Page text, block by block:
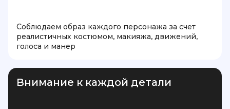
Соблюдаем образ каждого персонажа за счет
реалистичных костюмом, макияжа, движений,
голоса и манер
Внимание к каждой детали